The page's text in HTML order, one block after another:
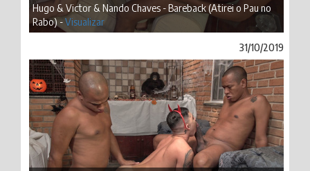
Hugo & Victor & Nando Chaves - Bareback (Atirei o Pau no
Rabo) -Visualizar
31/10/2019